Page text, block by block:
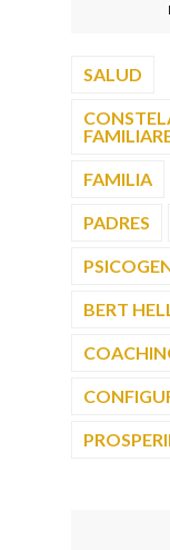
SALUD
FAMILIA
PADRES
BERT